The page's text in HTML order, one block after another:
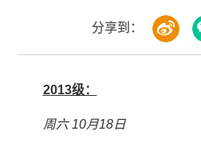
分享到：
2013级：
周六 10月18日